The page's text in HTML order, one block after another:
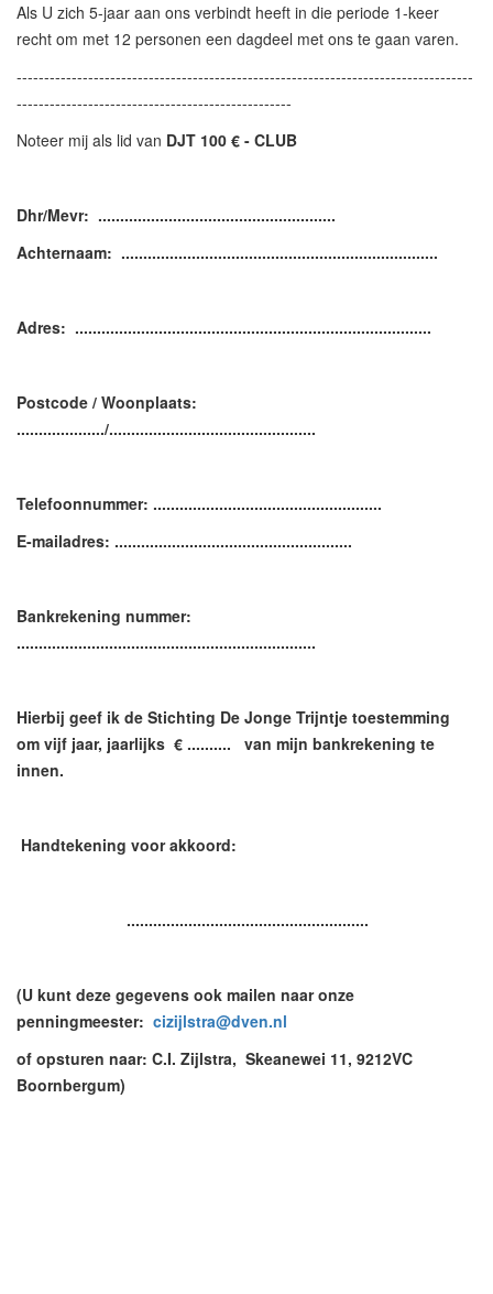
Als U zich 5-jaar aan ons verbindt heeft in die periode 1-keer
recht om met 12 personen een dagdeel met ons te gaan varen.
-----------------------------------------------------------------------------------
--------------------------------------------------
Noteer mij als lid van DJT 100 € - CLUB
Dhr/Mevr: ......................................................
Achternaam: ........................................................................
Adres: .................................................................................
Postcode / Woonplaats:
..................../...............................................
Telefoonnummer: ....................................................
E-mailadres: ......................................................
Bankrekening nummer:
....................................................................
Hierbij geef ik de Stichting De Jonge Trijntje toestemming
om vijf jaar, jaarlijks € .......... van mijn bankrekening te
innen.
Handtekening voor akkoord:
.......................................................
(U kunt deze gegevens ook mailen naar onze
penningmeester: cizijlstra@dven.nl
of opsturen naar: C.I. Zijlstra, Skeanewei 11, 9212VC
Boornbergum)